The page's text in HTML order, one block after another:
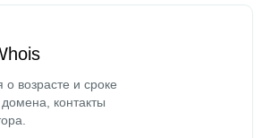
возрасте и сроке
контакты